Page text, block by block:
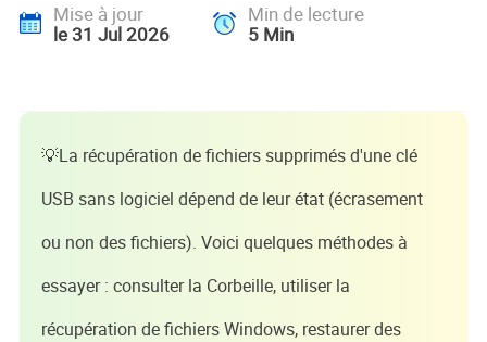
Mise à jour
le 31 Jul 2026
Min de lecture
5Min
💡La récupération de fichiers supprimés d'une clé
USB sans logiciel dépend de leur état (écrasement
ou non des fichiers). Voici quelques méthodes à
essayer : consulter la Corbeille, utiliser la
récupération de fichiers Windows, restaurer des